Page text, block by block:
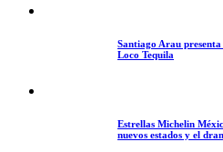
Santiago Arau presenta
Loco Tequila
Estrellas Michelin
nuevos estados y el